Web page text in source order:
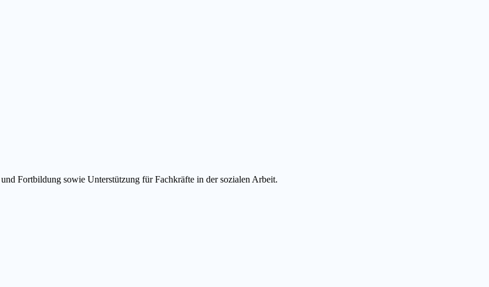
Fortbildung sowie Unterstützung für Fachkräfte in der sozialen Arbeit.